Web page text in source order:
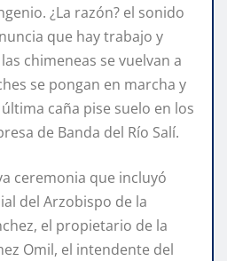
¿La razón? el sonido
que hay trabajo y
chimeneas se vuelvan a
se pongan en marcha y
caña pise suelo en los
de Banda del Río Salí.
ceremonia que incluyó
del Arzobispo de la
el propietario de la
Omil, el intendente del